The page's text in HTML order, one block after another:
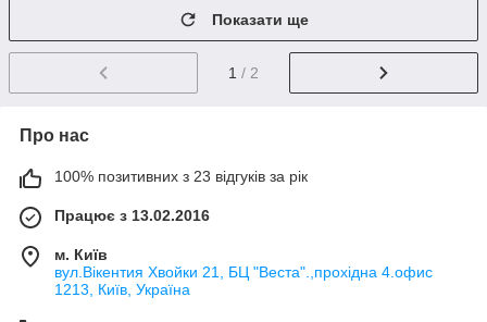
Показати ще
1 / 2
Про нас
100% позитивних з 23 відгуків за рік
Працює з 13.02.2016
м. Київ
вул.Вікентия Хвойки 21, БЦ "Веста".,прохідна 4.офис
1213, Київ, Україна